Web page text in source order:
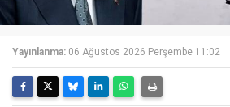
Yayınlanma: 06 Ağustos 2026 Perşembe 11:02